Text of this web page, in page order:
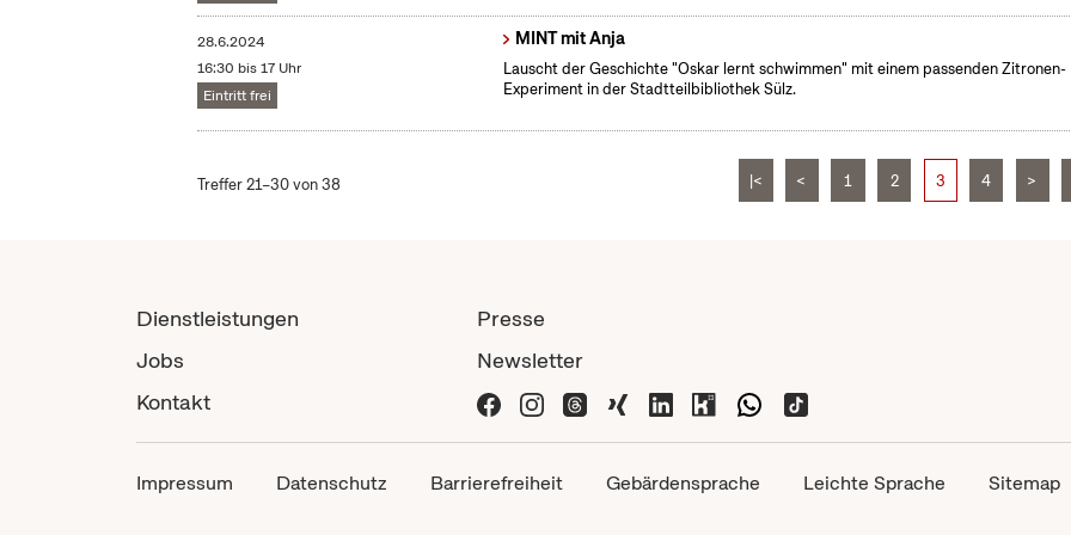
28.6.2024
16:30 bis 17 Uhr
Eintritt frei
MINT mit Anja
Lauscht der Geschichte "Oskar lernt schwimmen" mit einem passenden Zitronen-
Experiment in der Stadtteilbibliothek Sülz.
Treffer 21–30 von 38 |< < 1 2 3 4 >
Dienstleistungen
Jobs
Kontakt
Presse
Newsletter
Impressum Datenschutz Barrierefreiheit Gebärdensprache Leichte Sprache Sitemap